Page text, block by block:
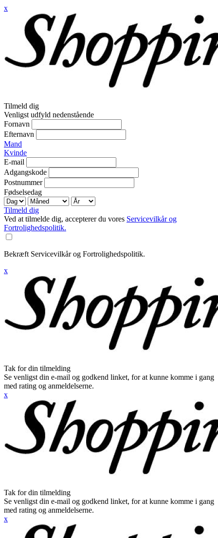
x
Tilmeld dig
Venligst udfyld nedenstående
Fornavn
Efternavn
Mand
Kvinde
E-mail
Adgangskode
Postnummer
Fødselsedag
Tilmeld dig
Ved at tilmelde dig, accepterer du vores Servicevilkår og
Fortrolighedspolitik.
Bekræft Servicevilkår og Fortrolighedspolitik.
x
Tak for din tilmelding
Se venligst din e-mail og godkend linket, for at kunne komme i gang
med rating og anmeldelserne.
x
Tak for din tilmelding
Se venligst din e-mail og godkend linket, for at kunne komme i gang
med rating og anmeldelserne.
x